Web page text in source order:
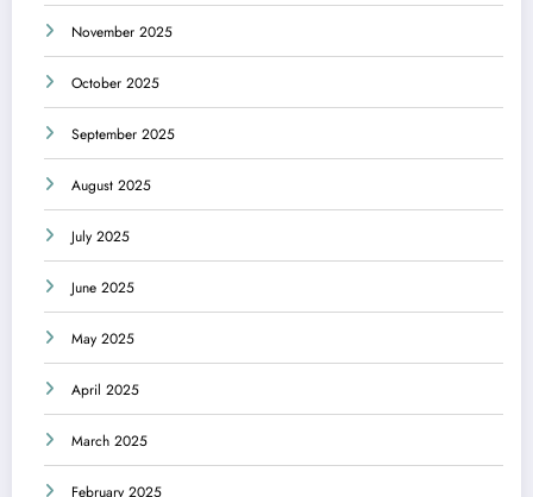
November 2025
October 2025
September 2025
August 2025
July 2025
June 2025
May 2025
April 2025
March 2025
February 2025